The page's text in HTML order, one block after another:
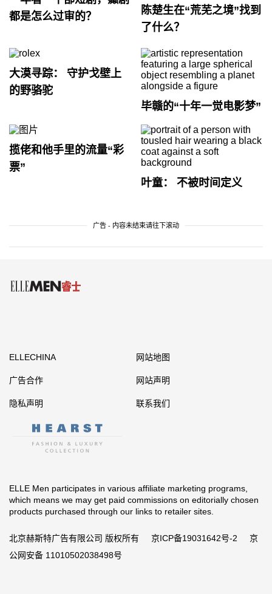
都是怎么过审的？
陈楚生在“荒芜之境”找到
了什么？
大漠寻踪： 守护戈壁上
的野骆驼
毕赣的“十年一觉电影梦”
揽佬和他手里的流量“彩
票”
叶童： 不被时间定义
广告 - 内容未结束请往下滚动
ELLECHINA 网站地图
广告合作 网站声明
隐私声明 联系我们
ELLE Men participates in various affiliate marketing programs,
which means we may get paid commissions on editorially chosen
products purchased through our links to retailer sites.
北京赫斯特广告有限公司 版权所有 京ICP备19031642号-2
京
公网安备 11010502038498号